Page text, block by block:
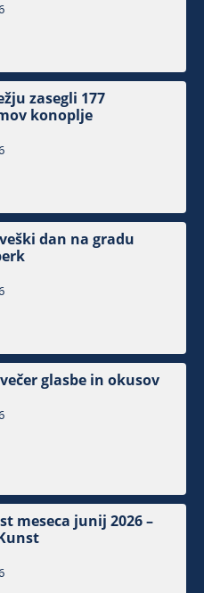
zasegli 177
konoplje
dan na gradu
glasbe in okusov
meseca junij 2026 –